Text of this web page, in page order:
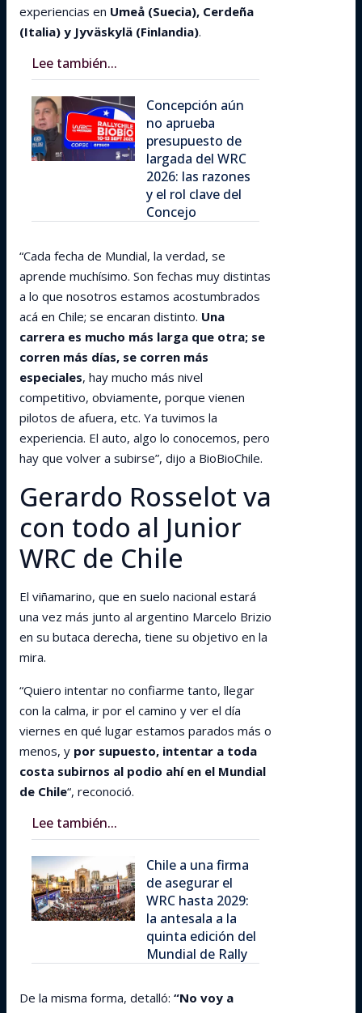
experiencias en Umeå (Suecia), Cerdeña
(Italia) y Jyväskylä (Finlandia).
Lee también...
Concepción aún
no aprueba
presupuesto de
largada del WRC
2026: las razones
y el rol clave del
Concejo
“Cada fecha de Mundial, la verdad, se
aprende muchísimo. Son fechas muy distintas
a lo que nosotros estamos acostumbrados
acá en Chile; se encaran distinto. Una
carrera es mucho más larga que otra; se
corren más días, se corren más
especiales, hay mucho más nivel
competitivo, obviamente, porque vienen
pilotos de afuera, etc. Ya tuvimos la
experiencia. El auto, algo lo conocemos, pero
hay que volver a subirse”, dijo a BioBioChile.
Gerardo Rosselot va
con todo al Junior
WRC de Chile
El viñamarino, que en suelo nacional estará
una vez más junto al argentino Marcelo Brizio
en su butaca derecha, tiene su objetivo en la
mira.
“Quiero intentar no confiarme tanto, llegar
con la calma, ir por el camino y ver el día
viernes en qué lugar estamos parados más o
menos, y por supuesto, intentar a toda
costa subirnos al podio ahí en el Mundial
de Chile“, reconoció.
Lee también...
Chile a una firma
de asegurar el
WRC hasta 2029:
la antesala a la
quinta edición del
Mundial de Rally
De la misma forma, detalló: “No voy a